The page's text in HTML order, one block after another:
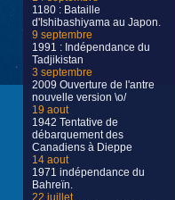
1180 : Bataille
d'Ishibashiyama au Japon.
9 septembre
1991 : Indépendance du
Tadjikistan
3 septembre
2009 Ouverture de l'antre
nouvelle version \o/
19 aout
1942 Tentative de
débarquement des
Canadiens à Dieppe
14 aout
1971 indépendance du
Bahreïn.
22 juillet